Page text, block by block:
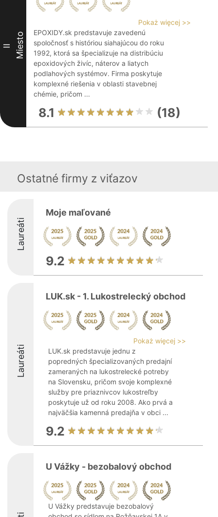
II Miesto
Pokaż więcej >>
EPOXIDY.sk predstavuje zavedenú
spoločnosť s históriou siahajúcou do roku
1992, ktorá sa špecializuje na distribúciu
epoxidových živíc, náterov a liatych
podlahových systémov. Firma poskytuje
komplexné riešenia v oblasti stavebnej
chémie, pričom ...
8.1 (18)
Ostatné firmy z viťazov
Laureáti
Moje maľované
9.2
Laureáti
LUK.sk - 1. Lukostrelecký obchod
Pokaż więcej >>
LUK.sk predstavuje jednu z
popredných špecializovaných predajní
zameraných na lukostrelecké potreby
na Slovensku, pričom svoje komplexné
služby pre priaznivcov lukostreľby
poskytuje už od roku 2008. Ako prvá a
najväčšia kamenná predajňa v obci ...
9.2
U Vážky - bezobalový obchod
U Vážky predstavuje bezobalový